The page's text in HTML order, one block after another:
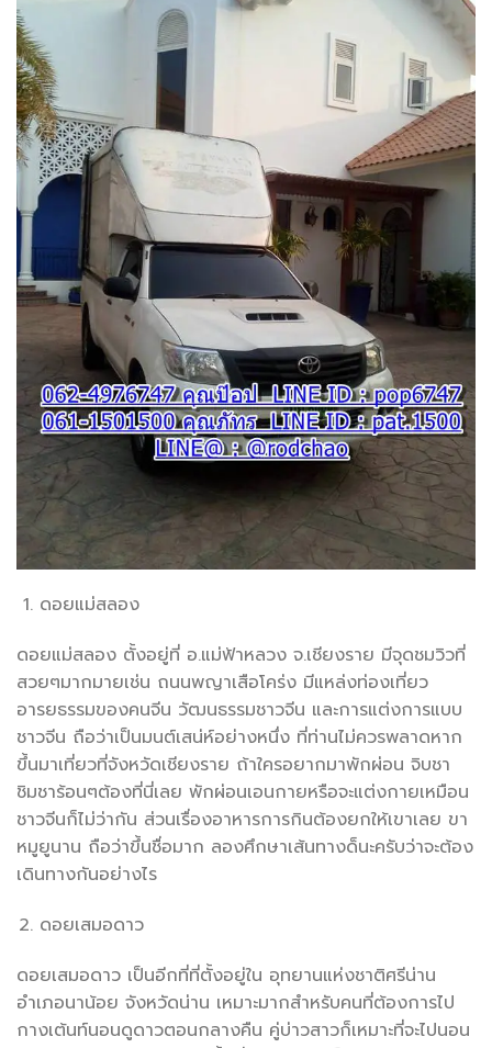
ดอยแม่สลอง
ดอยแม่สลอง ตั้งอยู่ที่ อ.แม่ฟ้าหลวง จ.เชียงราย มีจุดชมวิวที่
สวยๆมากมายเช่น ถนนพญาเสือโคร่ง มีแหล่งท่องเที่ยว
อารยธรรมของคนจีน วัฒนธรรมชาวจีน และการแต่งการแบบ
ชาวจีน ถือว่าเป็นมนต์เสน่ห์อย่างหนึ่ง ที่ท่านไม่ควรพลาดหาก
ขึ้นมาเที่ยวที่จังหวัดเชียงราย ถ้าใครอยากมาพักผ่อน จิบชา
ชิมชาร้อนๆต้องที่นี่เลย พักผ่อนเอนกายหรือจะแต่งกายเหมือน
ชาวจีนก็ไม่ว่ากัน ส่วนเรื่องอาหารการกินต้องยกให้เขาเลย ขา
หมูยูนาน ถือว่าขึ้นชื่อมาก ลองศึกษาเส้นทางด็นะครับว่าจะต้อง
เดินทางกันอย่างไร
ดอยเสมอดาว
ดอยเสมอดาว เป็นอีกที่ที่ตั้งอยู่ใน อุทยานแห่งชาติศรีน่าน
อำเภอนาน้อย จังหวัดน่าน เหมาะมากสำหรับคนที่ต้องการไป
กางเต้นท์นอนดูดาวตอนกลางคืน คู่บ่าวสาวก็เหมาะที่จะไปนอน